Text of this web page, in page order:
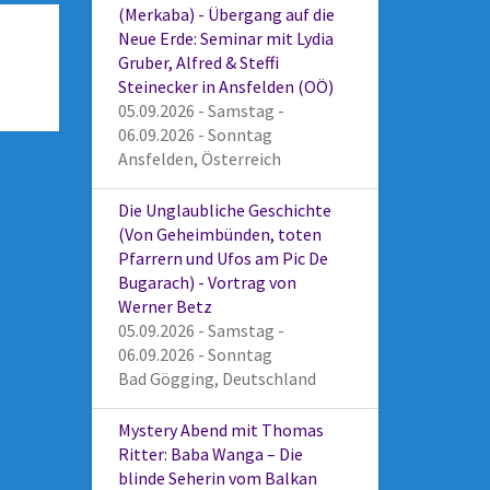
(Merkaba) - Übergang auf die
Neue Erde: Seminar mit Lydia
Gruber, Alfred & Steffi
Steinecker in Ansfelden (OÖ)
05.09.2026 - Samstag -
06.09.2026 - Sonntag
Ansfelden, Österreich
Die Unglaubliche Geschichte
(Von Geheimbünden, toten
Pfarrern und Ufos am Pic De
Bugarach) - Vortrag von
Werner Betz
05.09.2026 - Samstag -
06.09.2026 - Sonntag
Bad Gögging, Deutschland
Mystery Abend mit Thomas
Ritter: Baba Wanga – Die
blinde Seherin vom Balkan